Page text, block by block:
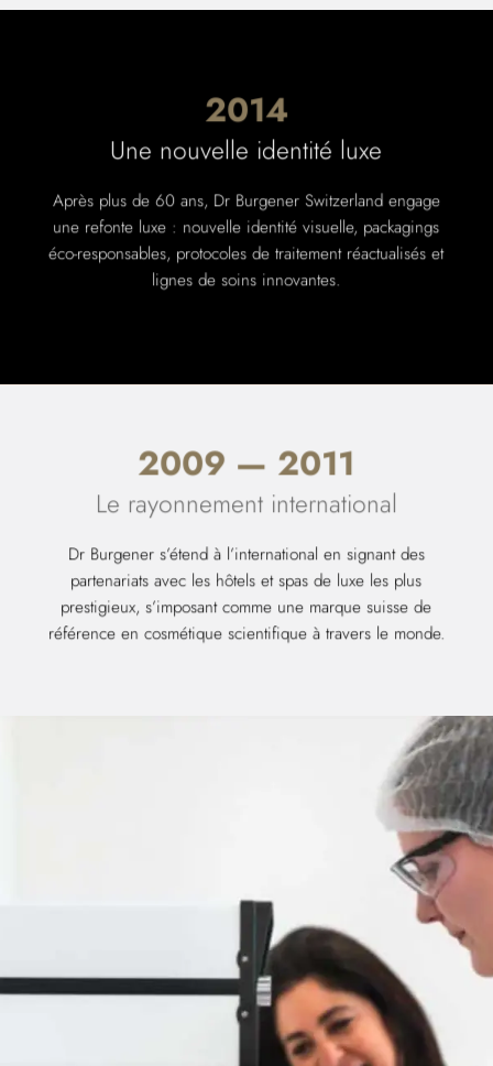
2014
Une nouvelle identité luxe
Après plus de 60 ans, Dr Burgener Switzerland engage
une refonte luxe : nouvelle identité visuelle, packagings
éco-responsables, protocoles de traitement réactualisés et
lignes de soins innovantes.
2009 — 2011
Le rayonnement international
Dr Burgener s’étend à l’international en signant des
partenariats avec les hôtels et spas de luxe les plus
prestigieux, s’imposant comme une marque suisse de
référence en cosmétique scientifique à travers le monde.